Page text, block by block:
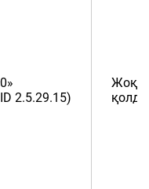
2.5.29.15)
Жоқ